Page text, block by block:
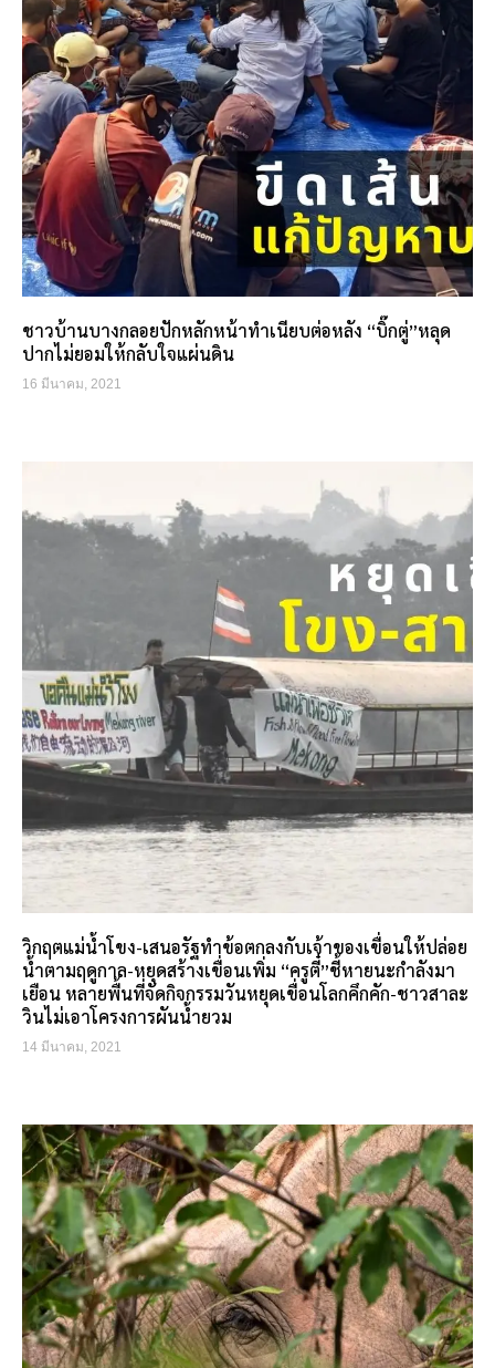
ชาวบ้านบางกลอยปักหลักหน้าทำเนียบต่อหลัง “บิ๊กตู่”หลุด
ปากไม่ยอมให้กลับใจแผ่นดิน
16 มีนาคม, 2021
วิกฤตแม่น้ำโขง-เสนอรัฐทำข้อตกลงกับเจ้าของเขื่อนให้ปล่อย
น้ำตามฤดูกาล-หยุดสร้างเขื่อนเพิ่ม “ครูตี๋”ชี้หายนะกำลังมา
เยือน หลายพื้นที่จัดกิจกรรมวันหยุดเขื่อนโลกคึกคัก-ชาวสาละ
วินไม่เอาโครงการผันน้ำยวม
14 มีนาคม, 2021